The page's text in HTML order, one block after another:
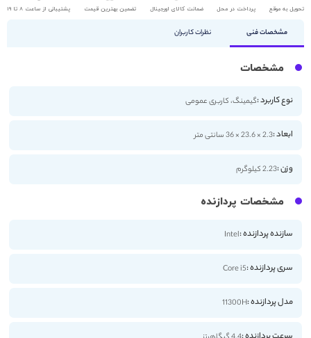
کیفیت صفحه نمایش: FHD
تحویل به موقع پرداخت در محل ضمانت کالای اورجینال تضمین بهترین قیمت پشتیبانی از ساعت 8 تا 19
مشخصات فنی نظرات کاربران
مشخصات
نوع کاربرد :گیمینگ، کاربری عمومی
ابعاد :2.3 × 23.6 × 36 سانتی متر
وزن :2.23 کیلوگرم
مشخصات پردازنده
سازنده پردازنده :Intel
سری پردازنده :Core i5
مدل پردازنده :11300H